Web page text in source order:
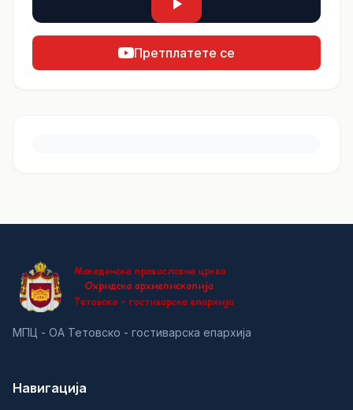
Претплатете се
МПЦ - ОА Тетовско - гостиварска епархија
Навигација